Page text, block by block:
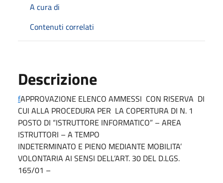
A cura di
Contenuti correlati
Descrizione
fAPPROVAZIONE ELENCO AMMESSI CON RISERVA DI
CUI ALLA PROCEDURA PER LA COPERTURA DI N. 1
POSTO DI “ISTRUTTORE INFORMATICO” – AREA
ISTRUTTORI – A TEMPO
INDETERMINATO E PIENO MEDIANTE MOBILITA’
VOLONTARIA AI SENSI DELL’ART. 30 DEL D.LGS.
165/01 –